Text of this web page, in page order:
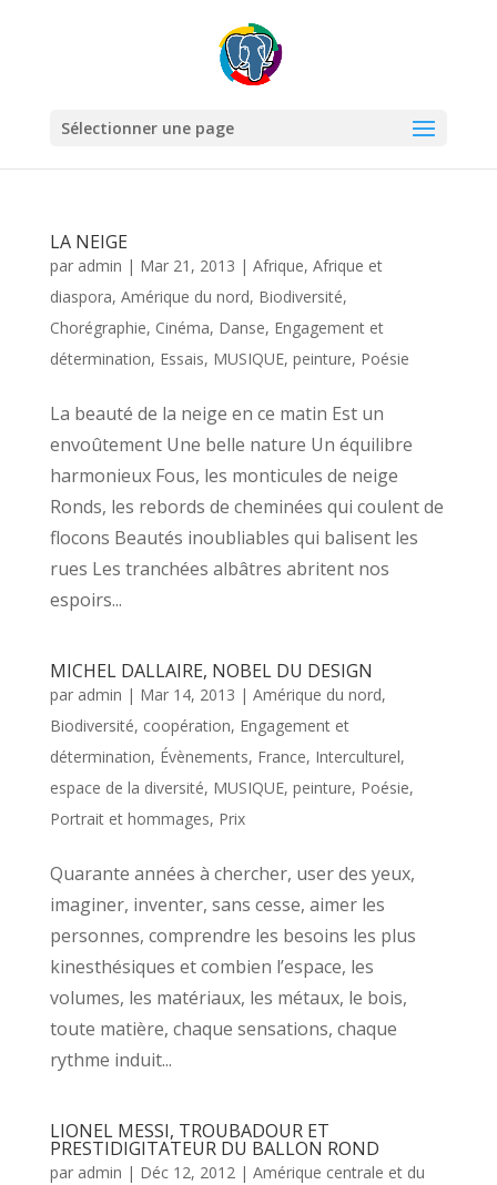
Sélectionner une page
LA NEIGE
par admin | Mar 21, 2013 | Afrique, Afrique et
diaspora, Amérique du nord, Biodiversité,
Chorégraphie, Cinéma, Danse, Engagement et
détermination, Essais, MUSIQUE, peinture, Poésie
La beauté de la neige en ce matin Est un
envoûtement Une belle nature Un équilibre
harmonieux Fous, les monticules de neige
Ronds, les rebords de cheminées qui coulent de
flocons Beautés inoubliables qui balisent les
rues Les tranchées albâtres abritent nos
espoirs...
MICHEL DALLAIRE, NOBEL DU DESIGN
par admin | Mar 14, 2013 | Amérique du nord,
Biodiversité, coopération, Engagement et
détermination, Évènements, France, Interculturel,
espace de la diversité, MUSIQUE, peinture, Poésie,
Portrait et hommages, Prix
Quarante années à chercher, user des yeux,
imaginer, inventer, sans cesse, aimer les
personnes, comprendre les besoins les plus
kinesthésiques et combien l’espace, les
volumes, les matériaux, les métaux, le bois,
toute matière, chaque sensations, chaque
rythme induit...
LIONEL MESSI, TROUBADOUR ET
PRESTIDIGITATEUR DU BALLON ROND
par admin | Déc 12, 2012| Amérique centrale et du